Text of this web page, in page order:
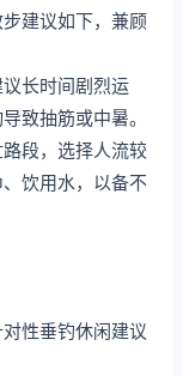
建议如下，兼顾
长时间剧烈运
致抽筋或中暑。
段，选择人流较
饮用水，以备不
性垂钓休闲建议